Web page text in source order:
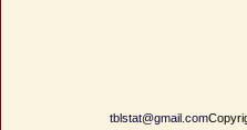
tblstat@gmail.com